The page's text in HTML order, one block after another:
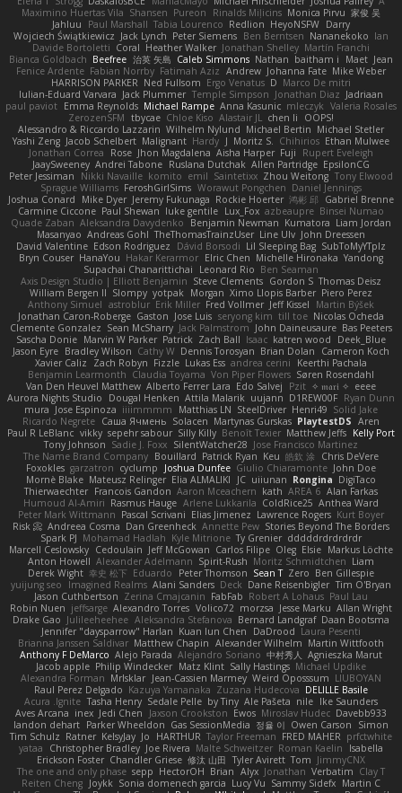
Maximino Huertas Vila Shansen Pureon Rinalds Miļicins Monica Pirvu 家俊 吴
Jahluu
Paul Marshall Tabia Lourenco Redlion HeyoNSFW Darry
Wojciech Świątkiewicz Jack Lynch Peter Siemens Ben Berntsen Nananekoko Ian
Davide Bortoletti Coral Heather Walker Jonathan Shelley Martín Franchi
Bianca Goldbach Beefree 治英 矢島 Caleb Simmons Nathan baitham i Maet Jean
Fenice Ardente Fabian Norrby Fatimah Aziz Andrew Johanna Fate Mike Weber
HARRISON PARKER Ned Fullsom Ergo Venatus D Marco De mitri
Iulian-Eduard Varvara Jack Plummer Temple Simpson Jonathan Diaz Jadriaan
paul paviot Emma Reynolds Michael Rampe Anna Kasunic mleczyk Valeria Rosales
ZerozenSFM tbycae Chloe Kiso Alastair JL chen li
OOPS!
Alessandro & Riccardo Lazzarin Wilhelm Nylund Michael Bertin Michael Stetler
Yashi Zeng Jacob Schelbert Malignant Hardy J Moritz S. Chihirios Ethan Mulwee
Jonathan Correa
Rose Jhon Magdalena Aisha Harper Fuji
Rupert Eveleigh
JaaySweeney Andrei Tabone Ruslana Dutchak Allen Partridge EpsilonCG
Peter Jessiman
Nikki Navaille komito emil Saintetixx Zhou Weitong Tony Elwood
Sprague Williams FeroshGirlSims Worawut Pongchen Daniel Jennings
Joshua Conard
Mike Dyer Jeremy Fukunaga Rockie Hoerter 鸿彬 邱 Gabriel Brenne
Carmine Ciccone Paul Shewan luke gentile Lux_Fox azbeaupre Binsei Numao
Quade Zaban Aleksandra Davydenko Benjamin Newman Kumatora Liam Jordan
Masanyao Andreas Gohl TheThomasTrainzUser Line Ulv John Dreessen
David Valentine Edson Rodriguez Dávid Borsodi Lil Sleeping Bag SubToMyYTplz
Bryn Couser HanaYou Hakar Kerarmor Elric Chen Michelle Hironaka Yandong
Supachai Chanarittichai
Leonard Rio Ben Seaman
Axis Design Studio | Elliott Benjamin Steve Clements Gordon S Thomas Deisz
William Bergen II Slompy yotpak Morgan Ximo Llopis Barber Piero Perez
Anthony Simuel astroblur Erik Miller Fred Vollmer Jeff Kissel
Martin Býšek
Jonathan Caron-Roberge Gaston Jose Luis seryong kim till toe Nicolas Ocheda
Clemente Gonzalez Sean McSharry Jack Palmstrom John Daineusaure Bas Peeters
Sascha Donie Marvin W Parker Patrick Zach Ball Isaac katren wood
Deek_Blue
Jason Eyre Bradley Wilson Cathy W Dennis Torosyan Brian Dolan
Cameron Koch
Xavier Caliz
Zach Robyn Fizzle Lukas Ess andrea cerini
Keerthi Pachala
Benjamin Learmonth Claudia Toyama Von Piper Flowers Søren Rosendahl
Van Den Heuvel Matthew Alberto Ferrer Lara Edo Salvej Pzit ✧ 𝔪𝔞𝔯𝔦 ✧ eeee
Aurora Nights Studio
Dougal Henken Attila Malarik uujann D1REW00F Ryan Dunn
mura Jose Espinoza iiiimmmm Matthias LN SteelDriver Henri49 Solid Jake
Ricardo Negrete Саша Ячмень Solacen Martynas Gurskas PlaytestDS Aren
Paul R LeBlanc vikky sepehr sabour Silly Killy Benoît Texier Matthew Jeffs Kelly Port
Tony Johnson Sadie J. Foxx SilentWatcher28 Jose Francisco Martinez
The Name Brand Company Bouillard Patrick Ryan Keu 皓欽 涂 Chris DeVere
Foxokles garzatron cyclump Joshua Dunfee Giulio Chiaramonte John Doe
Mornè Blake Mateusz Relinger Elia ALMALIKI JC uiiunan Rongina DigiTaco
Thierwaechter Francois Gandon Aaron Mceachern kath AREA 6 Alan Farkas
Humoud Al-Amiri Rasmus Hauge Arlene Lukkarila ColdRice25 Anthea Ward
Peter Mark Wittmann Pascal Scrivani Elias Jimenez Lawrence Rogers Kurt Boyer
Risk 📀 Andreea Cosma Dan Greenheck Annette Pew Stories Beyond The Borders
Spark PJ Mohamad Hadlah Kyle Mitrione Ty Grenier dddddrdrdrdrdr
Marcell Ceslowsky Cedoulain Jeff McGowan Carlos Filipe Oleg Elsie Markus Löchte
Anton Howell Alexander Adelmann Spirit-Rush Moritz Schmidtchen Liam
Derek Wight 幸史 松下 Eduardo Peter Thomson Sean T Zero Ben Gillespie
yuijung seo
Imagined Realms Alani Sanders Deck Dane Reisenbigler Tim O'Bryan
Jason Cuthbertson Zerina Cmajcanin FabFab Robert A Lohaus Paul Lau
Robin Nuen jeffsarge Alexandro Torres Volico72 morzsa Jesse Marku Allan Wright
Drake Gao Julileeheehee Aleksandra Stefanova Bernard Landgraf Daan Bootsma
Jennifer "daysparrow" Harlan Kuan lun Chen DaDrood Laura Pesenti
Brianna Janssen Saldivar Matthew Chapin Alexander Wilhelm Martin Wittfooth
Anthony F DeMarco Alejo Parada Alejandro Soriano 中村秀人
Agnieszka Marut
Jacob apple Philip Windecker Matz Klint Sally Hastings Michael Updike
Alexandra Forman MrIsklar Jean-Cassien Marmey Weird Oposssum LIUBOYAN
Raul Perez Delgado Kazuya Yamanaka Zuzana Hudecova DELILLE Basile
Acura .Ignite Tasha Henry Sedale Pelle by Tiny Ale Pašeta nile Ike Saunders
Aves Arcana inex Jedi Chen Jaxson Crookston Ewos Miroslav Hudec Davebb933
landon dehart Parker Wheeldon Gas SessionMedia 정율 이 Owen Carson
Simon
Tim Schulz Ratner KelsyJay Jo HARTHUR Taylor Freeman FRED MAHER prfctwhite
yataa
Christopher Bradley Joe Rivera Malte Schweitzer Roman Kaelin
Isabella
Erickson Foster Chandler Griese 修汰 山田 Tyler Avirett Tom JimmyCNX
The one and only phase sepp HectorOH Brian Alyx Jonathan Verbatim Clay T
Reiten Cheng Joykk Sonia domenech garcia Lucy Vu Sammy Sidefx Martin C